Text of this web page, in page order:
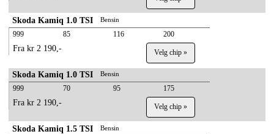
Skoda Kamiq 1.0 TSI Bensin
999 85 116 200
Fra kr 2 190,- Velg chip »
Skoda Kamiq 1.0 TSI Bensin
999 70 95 175
Fra kr 2 190,- Velg chip »
Skoda Kamiq 1.5 TSI Bensin